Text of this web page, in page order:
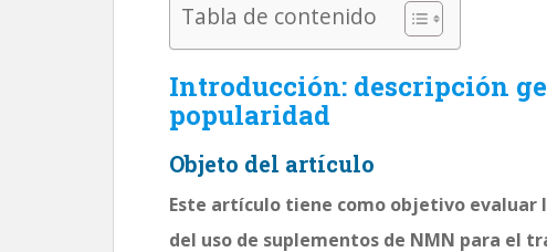
Tabla de contenido
Introducción: descripción
popularidad
Objeto del artículo
Este artículo tiene como objetivo evaluar
del uso de suplementos de NMN para el